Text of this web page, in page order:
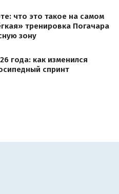
что это такое на самом
тренировка Погачара
зону
года: как изменился
спринт